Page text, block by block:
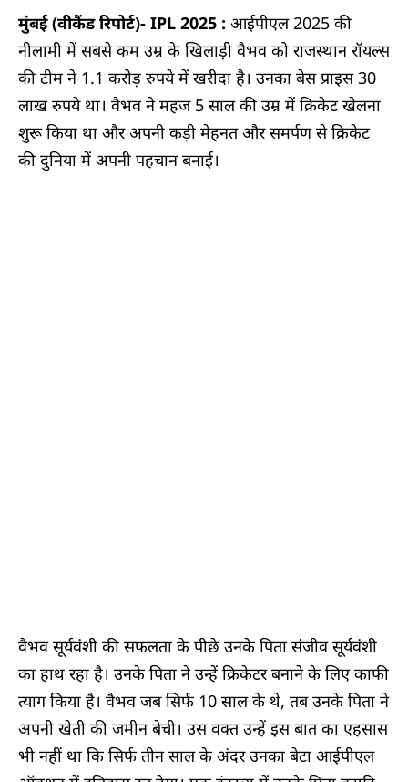
मुंबई (वीकैंड रिपोर्ट)- IPL 2025 : आईपीएल 2025 की
नीलामी में सबसे कम उम्र के खिलाड़ी वैभव को राजस्थान रॉयल्स
की टीम ने 1.1 करोड़ रुपये में खरीदा है। उनका बेस प्राइस 30
लाख रुपये था। वैभव ने महज 5 साल की उम्र में क्रिकेट खेलना
शुरू किया था और अपनी कड़ी मेहनत और समर्पण से क्रिकेट
की दुनिया में अपनी पहचान बनाई।
वैभव सूर्यवंशी की सफलता के पीछे उनके पिता संजीव सूर्यवंशी
का हाथ रहा है। उनके पिता ने उन्हें क्रिकेटर बनाने के लिए काफी
त्याग किया है। वैभव जब सिर्फ 10 साल के थे, तब उनके पिता ने
अपनी खेती की जमीन बेची। उस वक्त उन्हें इस बात का एहसास
भी नहीं था कि सिर्फ तीन साल के अंदर उनका बेटा आईपीएल